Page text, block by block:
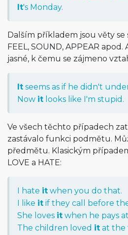
It's Monday.
Dalším příkladem jsou věty se
FEEL, SOUND, APPEAR
jasné, k čemu se zájmeno
It seems as if he didn't
Now it looks like I'm stupid.
Ve všech těchto případech
zastávalo funkci podmětu.
předmětu. Klasickým
LOVE a HATE:
I hate it when you do that.
I like it if they call before
She loves it when he pays
The children loved it at the